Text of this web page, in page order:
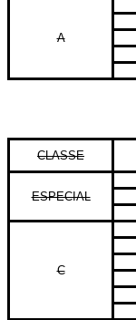
A
CLASSE
ESPECIAL
C